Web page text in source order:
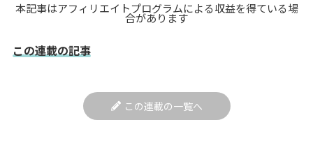
本記事はアフィリエイトプログラムによる収益を得ている場
合があります
この連載の記事
この連載の一覧へ